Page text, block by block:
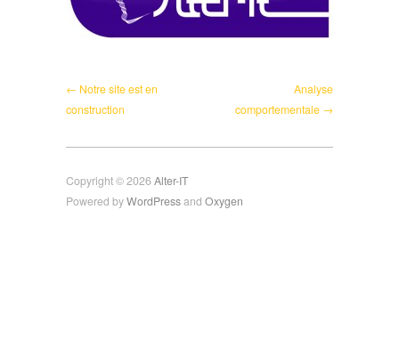
← Notre site est en
construction
Analyse
comportementale →
Copyright © 2026 Alter-IT
Powered byWordPressand Oxygen